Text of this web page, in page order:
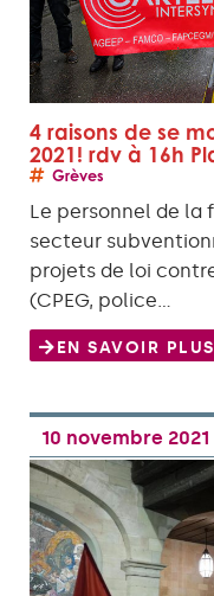
4 raisons de se
2021! rdv à 16h
Grèves
Le personnel de la
secteur
projets de loi
(CPEG, police…
EN SAVOIR PLUS
10 novembre 2021